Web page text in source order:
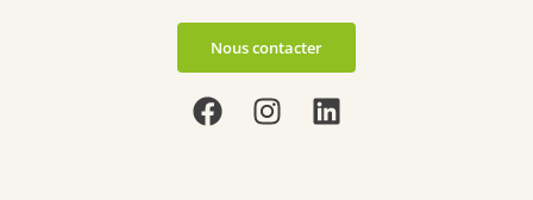
Nous contacter
F
a
I
n
L
i